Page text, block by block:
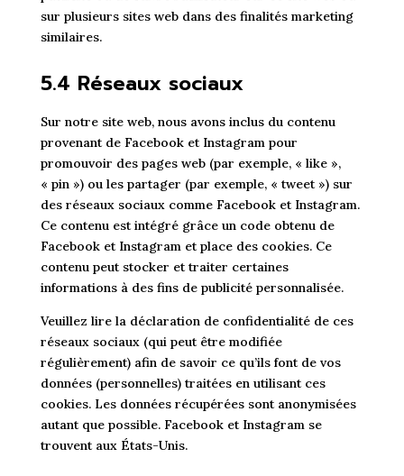
sur plusieurs sites web dans des finalités marketing
similaires.
5.4 Réseaux sociaux
Sur notre site web, nous avons inclus du contenu
provenant de Facebook et Instagram pour
promouvoir des pages web (par exemple, « like »,
« pin ») ou les partager (par exemple, « tweet ») sur
des réseaux sociaux comme Facebook et Instagram.
Ce contenu est intégré grâce un code obtenu de
Facebook et Instagram et place des cookies. Ce
contenu peut stocker et traiter certaines
informations à des fins de publicité personnalisée.
Veuillez lire la déclaration de confidentialité de ces
réseaux sociaux (qui peut être modifiée
régulièrement) afin de savoir ce qu’ils font de vos
données (personnelles) traitées en utilisant ces
cookies. Les données récupérées sont anonymisées
autant que possible. Facebook et Instagram se
trouvent aux États-Unis.